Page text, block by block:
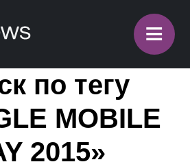
≡
по тегу
MOBILE
2015»